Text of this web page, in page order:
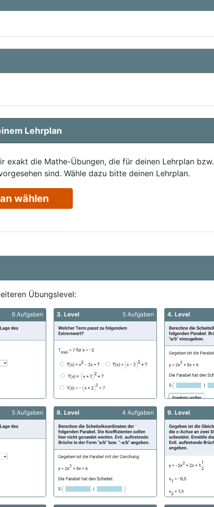
Lehrplan
exakt die Mathe-Übungen, die für deinen Lehrplan bzw.
sind. Wähle dazu bitte deinen Lehrplan.
wählen
Übungslevel:
6 Aufgaben 3. Level 5 Aufgaben 4. Level
5 Aufgaben 8. Level 4 Aufgaben 9. Level